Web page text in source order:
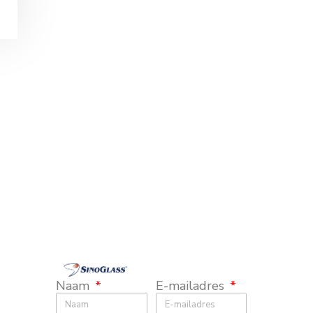
Naam E-mailadres